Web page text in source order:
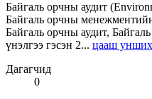
Байгаль орчны аудит
Байгаль орчны
Байгаль орчны аудит,
үнэлгээ гэсэн 2... цааш унших
Дагагчид
0